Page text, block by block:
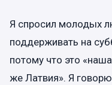
Я спросил молодых
поддерживать на
потому что это
же Латвия». Я